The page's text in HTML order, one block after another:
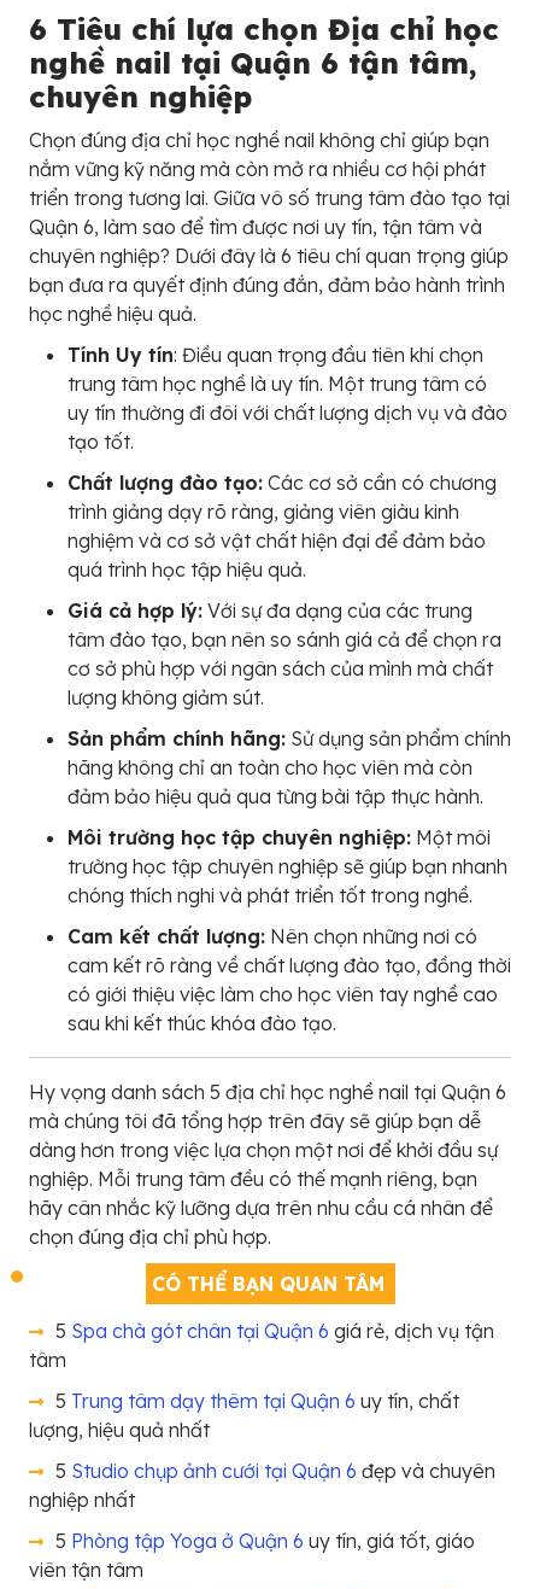
6 Tiêu chí lựa chọn Địa chỉ học
nghề nail tại Quận 6 tận tâm,
chuyên nghiệp
Chọn đúng địa chỉ học nghề nail không chỉ giúp bạn
nắm vững kỹ năng mà còn mở ra nhiều cơ hội phát
triển trong tương lai. Giữa vô số trung tâm đào tạo tại
Quận 6, làm sao để tìm được nơi uy tín, tận tâm và
chuyên nghiệp? Dưới đây là 6 tiêu chí quan trọng giúp
bạn đưa ra quyết định đúng đắn, đảm bảo hành trình
học nghề hiệu quả.
Tính Uy tín: Điều quan trọng đầu tiên khi chọn
trung tâm học nghề là uy tín. Một trung tâm có
uy tín thường đi đôi với chất lượng dịch vụ và đào
tạo tốt.
Chất lượng đào tạo: Các cơ sở cần có chương
trình giảng dạy rõ ràng, giảng viên giàu kinh
nghiệm và cơ sở vật chất hiện đại để đảm bảo
quá trình học tập hiệu quả.
Giá cả hợp lý: Với sự đa dạng của các trung
tâm đào tạo, bạn nên so sánh giá cả để chọn ra
cơ sở phù hợp với ngân sách của mình mà chất
lượng không giảm sút.
Sản phẩm chính hãng: Sử dụng sản phẩm chính
hãng không chỉ an toàn cho học viên mà còn
đảm bảo hiệu quả qua từng bài tập thực hành.
Môi trường học tập chuyên nghiệp: Một môi
trường học tập chuyên nghiệp sẽ giúp bạn nhanh
chóng thích nghi và phát triển tốt trong nghề.
Cam kết chất lượng: Nên chọn những nơi có
cam kết rõ ràng về chất lượng đào tạo, đồng thời
có giới thiệu việc làm cho học viên tay nghề cao
sau khi kết thúc khóa đào tạo.
Hy vọng danh sách 5 địa chỉ học nghề nail tại Quận 6
mà chúng tôi đã tổng hợp trên đây sẽ giúp bạn dễ
dàng hơn trong việc lựa chọn một nơi để khởi đầu sự
nghiệp. Mỗi trung tâm đều có thế mạnh riêng, bạn
hãy cân nhắc kỹ lưỡng dựa trên nhu cầu cá nhân để
chọn đúng địa chỉ phù hợp.
CÓ THỂ BẠN QUAN TÂM
5 Spa chà gót chân tại Quận 6 giá rẻ, dịch vụ tận
tâm
5 Trung tâm dạy thêm tại Quận 6 uy tín, chất
lượng, hiệu quả nhất
5 Studio chụp ảnh cưới tại Quận 6 đẹp và chuyên
nghiệp nhất
5 Phòng tập Yoga ở Quận 6 uy tín, giá tốt, giáo
viên tận tâm